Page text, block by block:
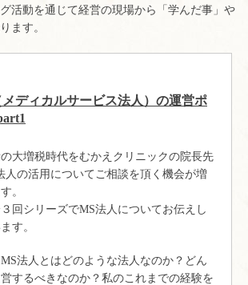
活動を通じて経営の現場から「学んだ事」や
ます。
ディカルサービス法人）の運営ポ
大増税時代をむかえクリニックの院長先
人の活用についてご相談を頂く機会が増
。
回シリーズでMS法人についてお伝えし
す。
法人とはどのような法人なのか？どん
するべきなのか？私のこれまでの経験を